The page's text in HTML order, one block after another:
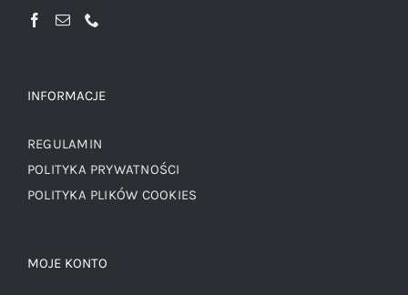
INFORMACJE
REGULAMIN
POLITYKA PRYWATNOŚCI
POLITYKA PLIKÓW COOKIES
MOJE KONTO